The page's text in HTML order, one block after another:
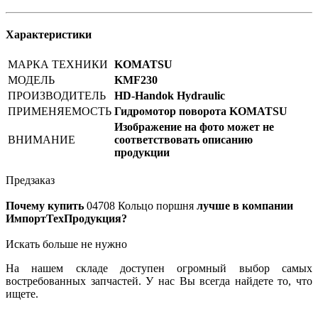
Характеристики
МАРКА ТЕХНИКИ KOMATSU
МОДЕЛЬ
KMF230
ПРОИЗВОДИТЕЛЬ
HD-Handok Hydraulic
ПРИМЕНЯЕМОСТЬ Гидромотор поворота KOMATSU
ВНИМАНИЕ
Изображение на фото может не
соответствовать описанию
продукции
Предзаказ
Почему купить 04708 Кольцо поршня лучше в компании
ИмпортТехПродукция?
Искать больше не нужно
На нашем складе доступен огромный выбор самых
востребованных запчастей. У нас Вы всегда найдете то, что
ищете.